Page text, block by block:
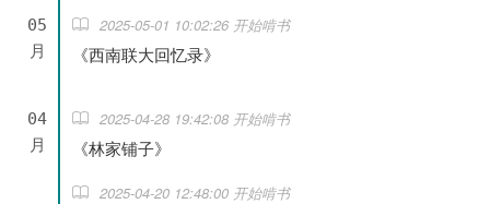
05
月
2025-05-01 10:02:26 开始啃书
《西南联大回忆录》
04
月
2025-04-28 19:42:08 开始啃书
《林家铺子》
2025-04-20 12:48:00 开始啃书